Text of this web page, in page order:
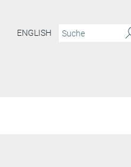
ENGLISH